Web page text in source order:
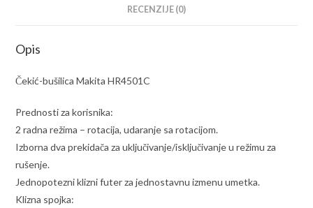
RECENZIJE (0)
Opis
Čekić-bušilica Makita HR4501C
Prednosti za korisnika:
2 radna režima – rotacija, udaranje sa rotacijom.
Izborna dva prekidača za uključivanje/isključivanje u režimu za
rušenje.
Jednopotezni klizni futer za jednostavnu izmenu umetka.
Klizna spojka: